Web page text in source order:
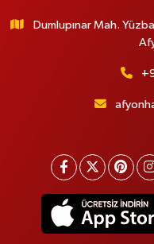
Dumlupınar Mah.